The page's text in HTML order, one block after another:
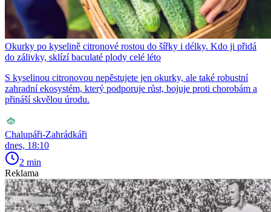
Okurky po kyselině citronové rostou do šířky i délky. Kdo ji přidá
do zálivky, sklízí baculaté plody celé léto
S kyselinou citronovou nepěstujete jen okurky, ale také robustní
zahradní ekosystém, který podporuje růst, bojuje proti chorobám a
přináší skvělou úrodu.
Chalupáři-Zahrádkáři
dnes, 18:10
2 min
Reklama